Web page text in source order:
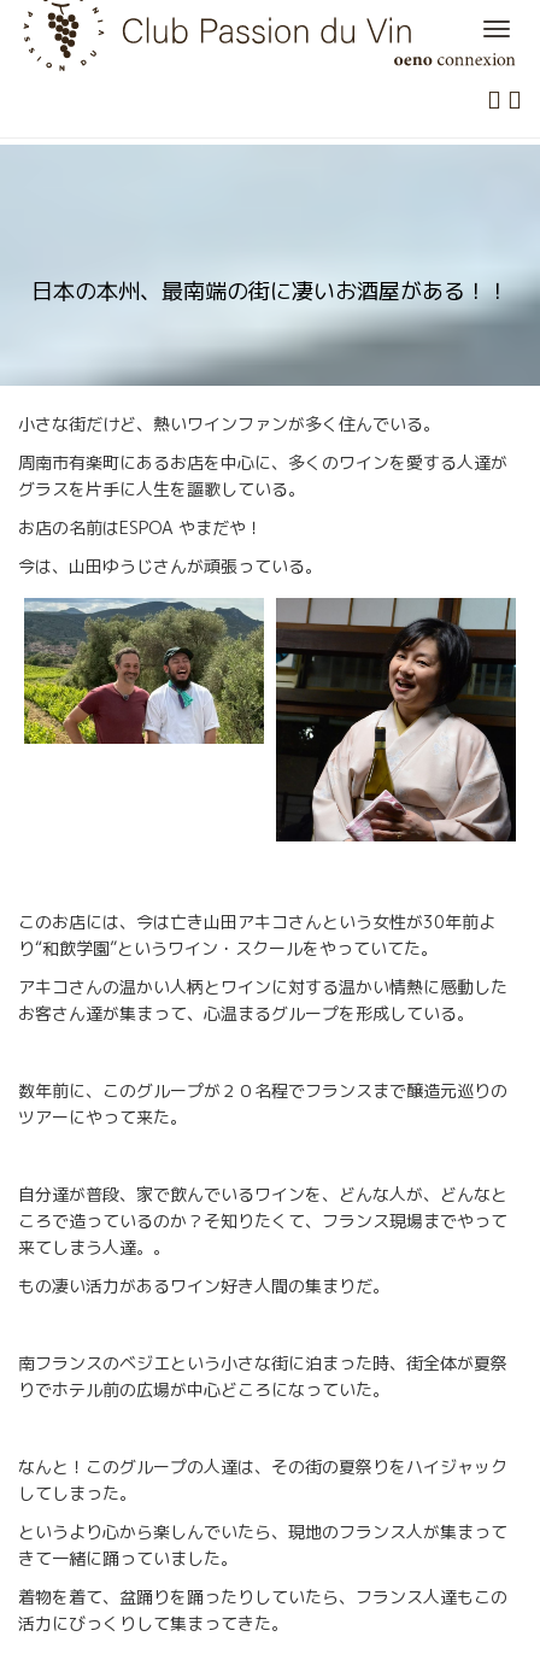
Skip
content
日本の本州、最南端の街に凄いお酒屋がある！！
小さな街だけど、熱いワインファンが多く住んでいる。
周南市有楽町にあるお店を中心に、多くのワインを愛する人達が
グラスを片手に人生を謳歌している。
お店の名前はESPOA やまだや！
今は、山田ゆうじさんが頑張っている。
このお店には、今は亡き山田アキコさんという女性が30年前よ
り“和飲学園”というワイン・スクールをやっていてた。
アキコさんの温かい人柄とワインに対する温かい情熱に感動した
お客さん達が集まって、心温まるグループを形成している。
数年前に、このグループが２０名程でフランスまで醸造元巡りの
ツアーにやって来た。
自分達が普段、家で飲んでいるワインを、どんな人が、どんなと
ころで造っているのか？そ知りたくて、フランス現場までやって
来てしまう人達。。
もの凄い活力があるワイン好き人間の集まりだ。
南フランスのベジエという小さな街に泊まった時、街全体が夏祭
りでホテル前の広場が中心どころになっていた。
なんと！このグループの人達は、その街の夏祭りをハイジャック
してしまった。
というより心から楽しんでいたら、現地のフランス人が集まって
きて一緒に踊っていました。
着物を着て、盆踊りを踊ったりしていたら、フランス人達もこの
活力にびっくりして集まってきた。